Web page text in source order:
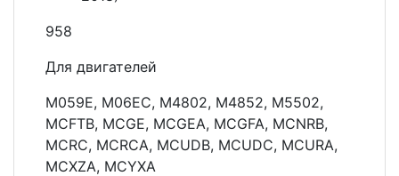
958
Для двигателей
M059E, M06EC, M4802, M4852, M5502,
MCFTB, MCGE, MCGEA, MCGFA, MCNRB,
MCRC, MCRCA, MCUDB, MCUDC, MCURA,
MCXZA, MCYXA